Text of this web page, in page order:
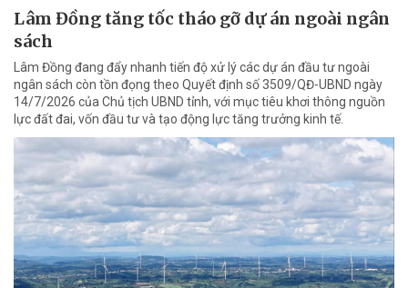
Lâm Đồng tăng tốc tháo gỡ dự án ngoài ngân
sách
Lâm Đồng đang đẩy nhanh tiến độ xử lý các dự án đầu tư ngoài
ngân sách còn tồn đọng theo Quyết định số 3509/QĐ-UBND ngày
14/7/2026 của Chủ tịch UBND tỉnh, với mục tiêu khơi thông nguồn
lực đất đai, vốn đầu tư và tạo động lực tăng trưởng kinh tế.